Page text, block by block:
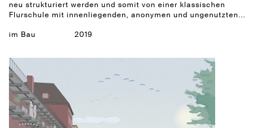
neu strukturiert werden und somit von einer klassischen
Flurschule mit innenliegenden, anonymen und ungenutzten...
im Bau 2019